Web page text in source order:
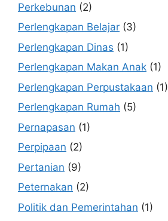
Perkebunan (2)
Perlengkapan Belajar (3)
Perlengkapan Dinas (1)
Perlengkapan Makan Anak (1)
Perlengkapan Perpustakaan (1)
Perlengkapan Rumah (5)
Pernapasan (1)
Perpipaan (2)
Pertanian (9)
Peternakan (2)
Politik dan Pemerintahan (1)